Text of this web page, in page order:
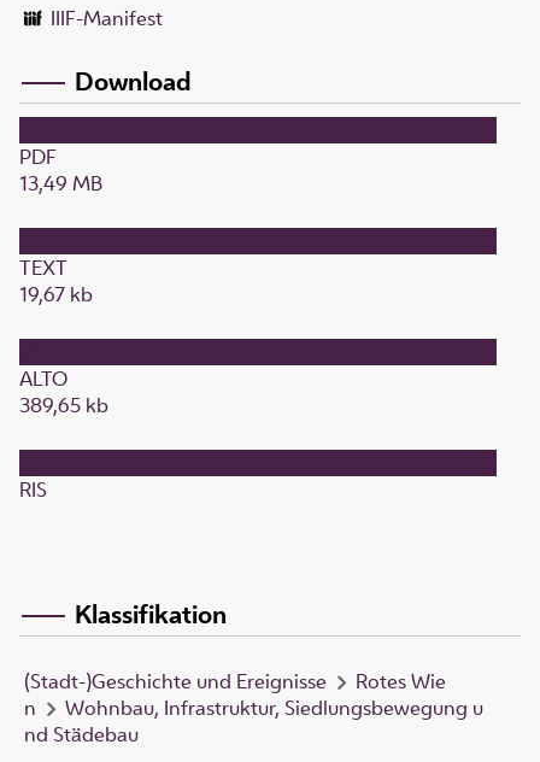
IIIF-Manifest
Download
PDF
13,49 MB
TEXT
19,67 kb
ALTO
389,65 kb
RIS
Klassifikation
(Stadt-)Geschichte und Ereignisse
Rotes Wie
n
Wohnbau, Infrastruktur, Siedlungsbewegung u
nd Städebau